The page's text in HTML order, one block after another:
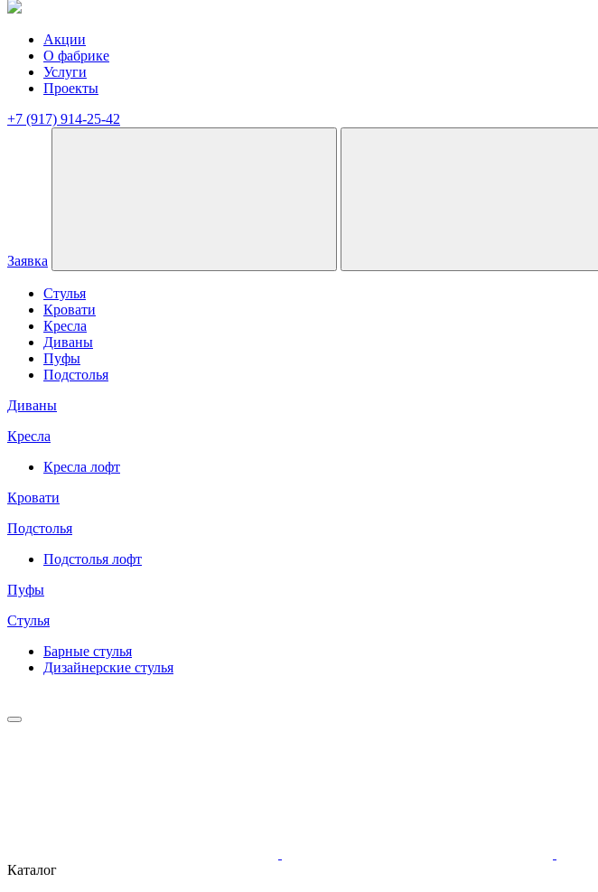
Акции
О фабрике
Услуги
Проекты
+7 (917) 914-25-42
Заявка
Стулья
Кровати
Кресла
Диваны
Пуфы
Подстолья
Диваны
Кресла
Кресла лофт
Кровати
Подстолья
Подстолья лофт
Пуфы
Стулья
Барные cтулья
Дизайнерские cтулья
Каталог